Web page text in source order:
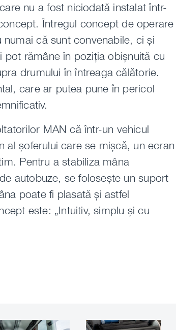
nu a fost niciodată instalat într-
Întregul concept de operare
că sunt convenabile, ci și
pot rămâne în poziția obișnuită cu
drumului în întreaga călătorie.
care ar putea pune în pericol
MAN că într-un vehicul
al șoferului care se mișcă, un ecran
Pentru a stabiliza mâna
autobuze, se folosește un suport
poate fi plasată și astfel
este: „Intuitiv, simplu și cu